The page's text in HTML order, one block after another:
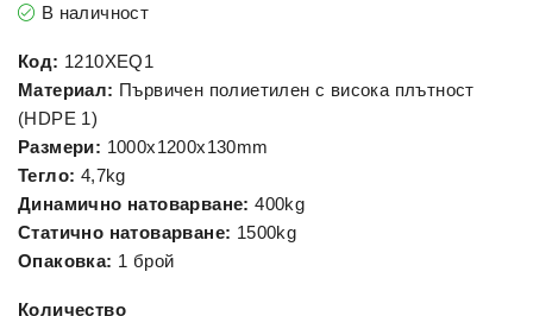
В наличност
Код: 1210XEQ1
Материал: Първичен полиетилен с висока плътност
(HDPE 1)
Размери: 1000x1200x130mm
Тегло: 4,7kg
Динамично натоварване: 400kg
Статично натоварване: 1500kg
Опаковка: 1 брой
Количество